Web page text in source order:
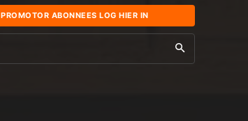
PROMOTOR ABONNEES LOG HIER IN